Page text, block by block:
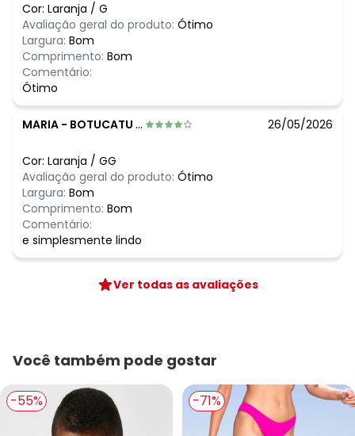
Cor: Laranja / G
Avaliação geral do produto: Ótimo
Largura: Bom
Comprimento: Bom
Comentário:
Ótimo
MARIA - BOTUCATU - SP 26/05/2026
Cor: Laranja / GG
Avaliação geral do produto: Ótimo
Largura: Bom
Comprimento: Bom
Comentário:
e simplesmente lindo
Ver todas as avaliações
Você também pode gostar
-55% -71%